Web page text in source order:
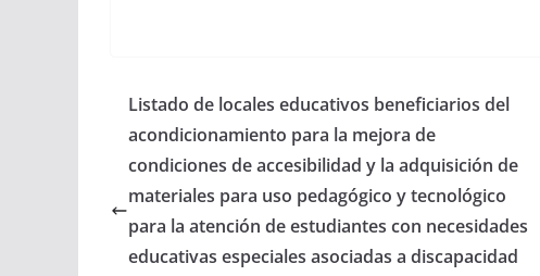
Listado de locales educativos beneficiarios del
acondicionamiento para la mejora de
condiciones de accesibilidad y la adquisición de
materiales para uso pedagógico y tecnológico
para la atención de estudiantes con necesidades
educativas especiales asociadas a discapacidad